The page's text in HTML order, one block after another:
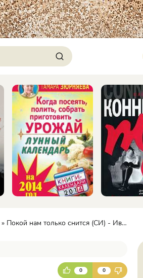
» Покой нам только снится (СИ) - Иванов Дмитрий
0 0